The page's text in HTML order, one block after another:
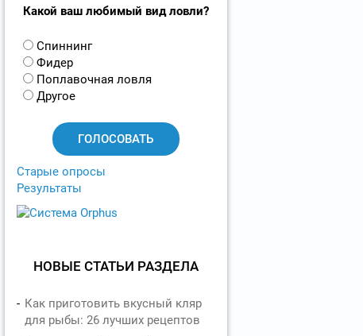
Какой ваш любимый вид ловли?
В
а
р
и
Спиннинг
Фидер
Поплавочная ловля
Другое
Старые опросы
Результаты
НОВЫЕ СТАТЬИ РАЗДЕЛА
Как приготовить вкусный кляр
для рыбы: 26 лучших рецептов